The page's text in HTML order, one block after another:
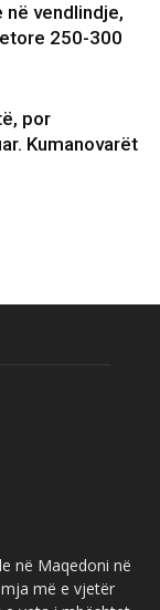
vendlindje,
250-300
por
Kumanovarët
në Maqedoni në
më e vjetër